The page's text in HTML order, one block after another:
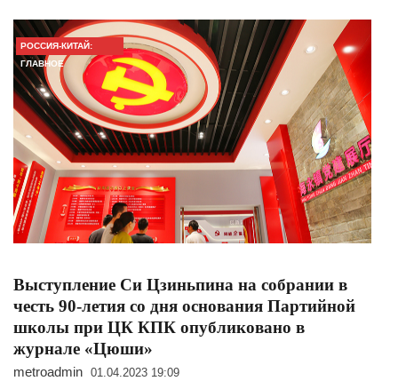
РОССИЯ-КИТАЙ:
ГЛАВНОЕ
Выступление Си Цзиньпина на собрании в
честь 90-летия со дня основания Партийной
школы при ЦК КПК опубликовано в
журнале «Цюши»
metroadmin 01.04.2023 19:09